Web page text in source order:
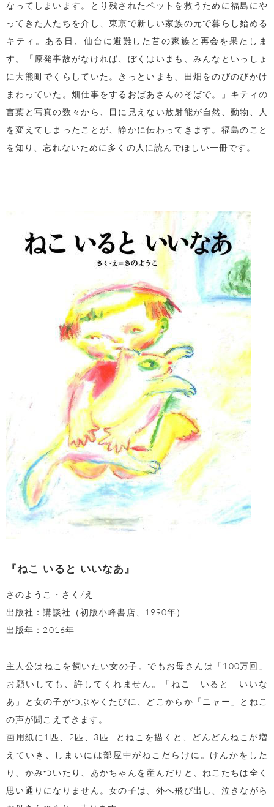
なってしまいます。とり残されたペットを救うために福島にや
ってきた人たちを介し、東京で新しい家族の元で暮らし始める
キティ。ある日、仙台に避難した昔の家族と再会を果たしま
す。「原発事故がなければ、ぼくはいまも、みんなといっしょ
に大熊町でくらしていた。きっといまも、田畑をのびのびかけ
まわっていた。畑仕事をするおばあさんのそばで。」キティの
言葉と写真の数々から、目に見えない放射能が自然、動物、人
を変えてしまったことが、静かに伝わってきます。福島のこと
を知り、忘れないために多くの人に読んでほしい一冊です。
『ねこ いると いいなあ』
さのようこ・さく/え
出版社：講談社（初版小峰書店、1990年）
出版年：2016年
主人公はねこを飼いたい女の子。でもお母さんは「100万回」
お願いしても、許してくれません。「ねこ いると いいな
あ」と女の子がつぶやくたびに、どこからか「ニャー」とねこ
の声が聞こえてきます。
画用紙に1匹、2匹、3匹…とねこを描くと、どんどんねこが増
えていき、しまいには部屋中がねこだらけに。けんかをした
り、かみついたり、あかちゃんを産んだりと、ねこたちは全く
思い通りになりません。女の子は、外へ飛び出し、泣きながら